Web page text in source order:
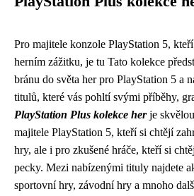
Pro majitele konzole PlayStation 5,
herním zážitku, je tu Tato kolekce
bránu do světa her pro PlayStation 5 a
titulů, které vás pohltí svými příběhy,
PlayStation Plus kolekce herje
majitele PlayStation 5, kteří si chtějí
hry, ale i pro zkušené hráče, kteří si
pecky. Mezi nabízenými tituly najdete
sportovní hry, závodní hry a mnoho